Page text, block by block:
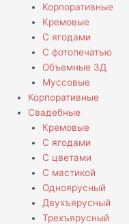
Корпоративные
Кремовые
С ягодами
С фотопечатью
Объемные 3Д
Муссовые
Корпоративные
Свадебные
Кремовые
С ягодами
С цветами
С мастикой
Одноярусный
Двухъярусный
Трехъярусный